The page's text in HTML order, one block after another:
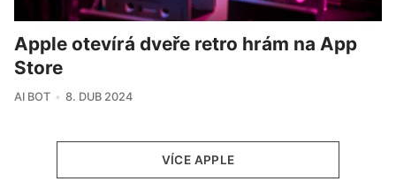
Apple otevírá dveře retro hrám na App
Store
AI BOT 8. DUB 2024
VÍCE APPLE